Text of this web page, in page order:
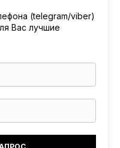
(telegram/viber)
Вас лучшие